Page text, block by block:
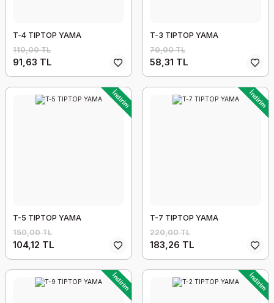
T-4 TIPTOP YAMA
110,00 TL
91,63 TL
T-3 TIPTOP YAMA
70,00 TL
58,31 TL
İndirim
T-5 TIPTOP YAMA
150,00 TL
104,12 TL
İndirim
T-7 TIPTOP YAMA
220,00 TL
183,26 TL
İndirim İndirim